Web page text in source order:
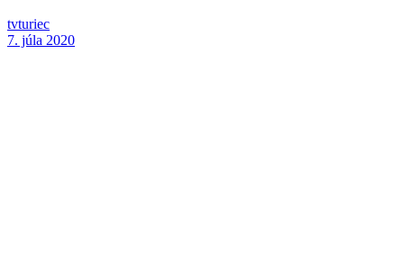
tvturiec
7. júla 2020